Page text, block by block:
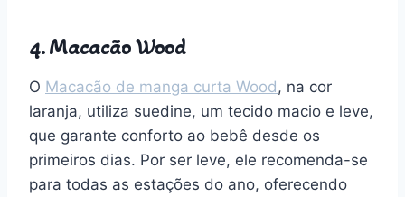
4.Macacão Wood
O Macacão de manga curta Wood , na cor
laranja, utiliza suedine, um tecido macio e leve,
que garante conforto ao bebê desde os
primeiros dias. Por ser leve, ele recomenda-se
para todas as estações do ano, oferecendo